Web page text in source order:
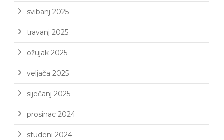
svibanj 2025
travanj 2025
ožujak 2025
veljača 2025
siječanj 2025
prosinac 2024
studeni 2024